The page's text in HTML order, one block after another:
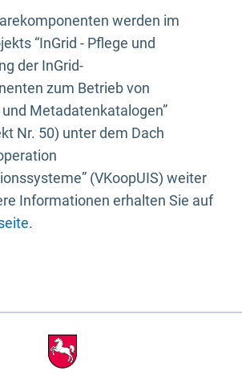
werden im
“InGrid - Pflege und
der InGrid-
zum Betrieb von
Metadatenkatalogen”
Nr. 50) unter dem Dach
(VKoopUIS) weiter
Informationen erhalten Sie auf
.